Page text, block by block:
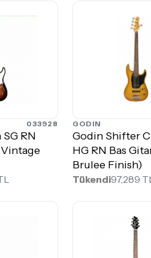
033928
RN
GODIN
Godin Shifter
HG RN Bas
Brulee Finish)
Tükendi97,289